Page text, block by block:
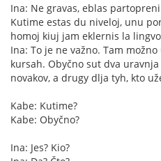
Ina: Ne gravas, eblas
Kutime estas du niveloj, unu
homoj kiuj jam eklernis la
Ina: To je ne važno. Tam
kursah. Obyčno sut dva
novakov, a drugy dlja tyh, kto
Kabe: Kutime?
Kabe: Obyčno?
Ina: Jes? Kio?